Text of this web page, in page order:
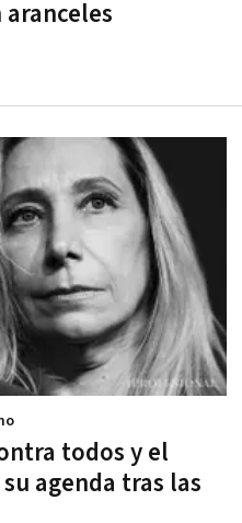
todos y el
agenda tras las